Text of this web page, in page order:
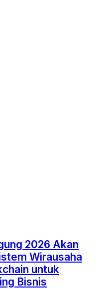
2026 Akan
Wirausaha
untuk
Bisnis